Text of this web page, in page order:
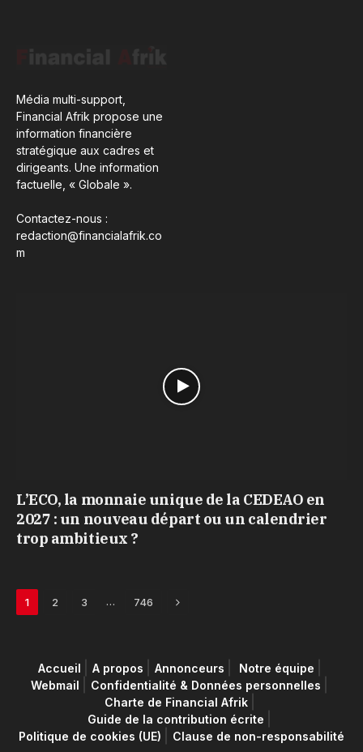
Média multi-support,
Financial Afrik propose une
information financière
stratégique aux cadres et
dirigeants. Une information
factuelle, « Globale ».
Contactez-nous :
redaction@financialafrik.co
m
L’ECO, la monnaie unique de la CEDEAO en
2027 : un nouveau départ ou un calendrier
trop ambitieux ?
1 2 3 … 746 Next
Accueil A propos Annonceurs
Notre équipe
Webmail
Confidentialité & Données personnelles
Charte de Financial Afrik
Guide de la contribution écrite
Politique de cookies (UE)
Clause de non-responsabilité